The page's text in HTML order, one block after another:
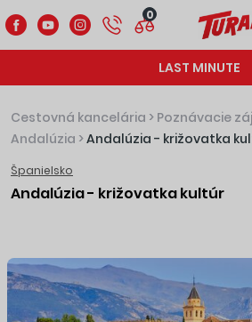
0
LAST MINUTE
Cestovná kancelária > Poznávacie
Andalúzia >Andalúzia - križovatka
Španielsko
Andalúzia - križovatka kultúr